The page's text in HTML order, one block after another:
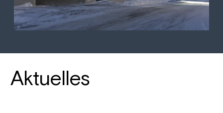
Aktuelles